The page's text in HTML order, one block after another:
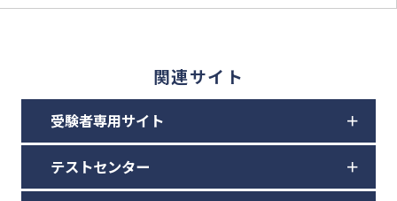
関連サイト
受験者専用サイト
テストセンター